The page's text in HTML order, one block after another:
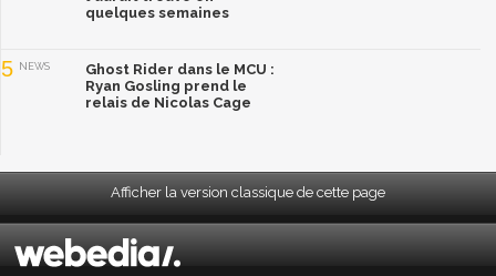
quelques semaines
5 NEWS
Ghost Rider dans le MCU :
Ryan Gosling prend le
relais de Nicolas Cage
Afficher la version classique de cette page